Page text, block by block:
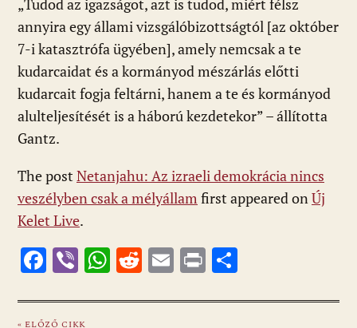
„Tudod az igazságot, azt is tudod, miért félsz
annyira egy állami vizsgálóbizottságtól [az október
7-i katasztrófa ügyében], amely nemcsak a te
kudarcaidat és a kormányod mészárlás előtti
kudarcait fogja feltárni, hanem a te és kormányod
alulteljesítését is a háború kezdetekor” – állította
Gantz.
The post Netanjahu: Az izraeli demokrácia nincs
veszélyben csak a mélyállam first appeared onÚj
Kelet Live.
F
e
Vi
er
W
at
R
d
E
ai
Pr
t za
« ELŐZŐ CIKK